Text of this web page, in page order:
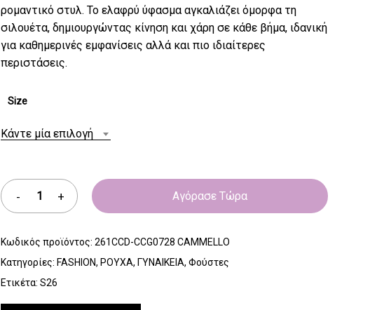
ρομαντικό στυλ. Το ελαφρύ ύφασμα αγκαλιάζει όμορφα τη
σιλουέτα, δημιουργώντας κίνηση και χάρη σε κάθε βήμα, ιδανική
για καθημερινές εμφανίσεις αλλά και πιο ιδιαίτερες
περιστάσεις.
Size
Κάντε μία επιλογή
Αγόρασε Τώρα
Κωδικός προϊόντος:261CCD-CCG0728 CAMMELLO
Κατηγορίες: FASHION, ΡΟΥΧΑ, ΓΥΝΑΙΚΕΙΑ,Φούστες
Ετικέτα:S26